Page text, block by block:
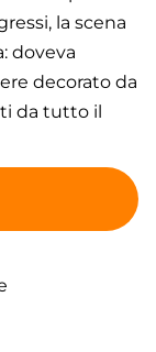
la scena
doveva
decorato da
da tutto il